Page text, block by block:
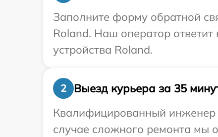
Заполните форму обратной
Roland. Наш оператор
устройства Roland.
2
Выезд курьера за 35
Квалифицированный инженер
случае сложного ремонта мы